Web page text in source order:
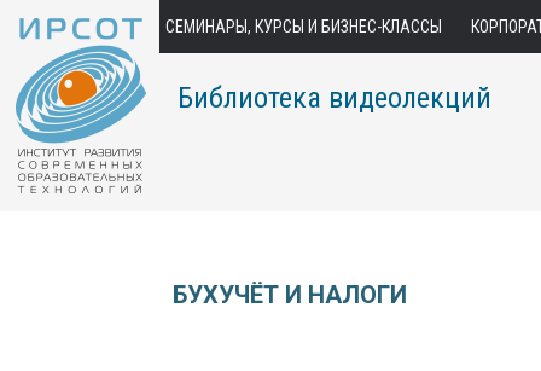
СЕМИНАРЫ, КУРСЫ И БИЗНЕС-КЛАССЫ
Библиотека видеолекций
БУХУЧЁТ И НАЛОГИ